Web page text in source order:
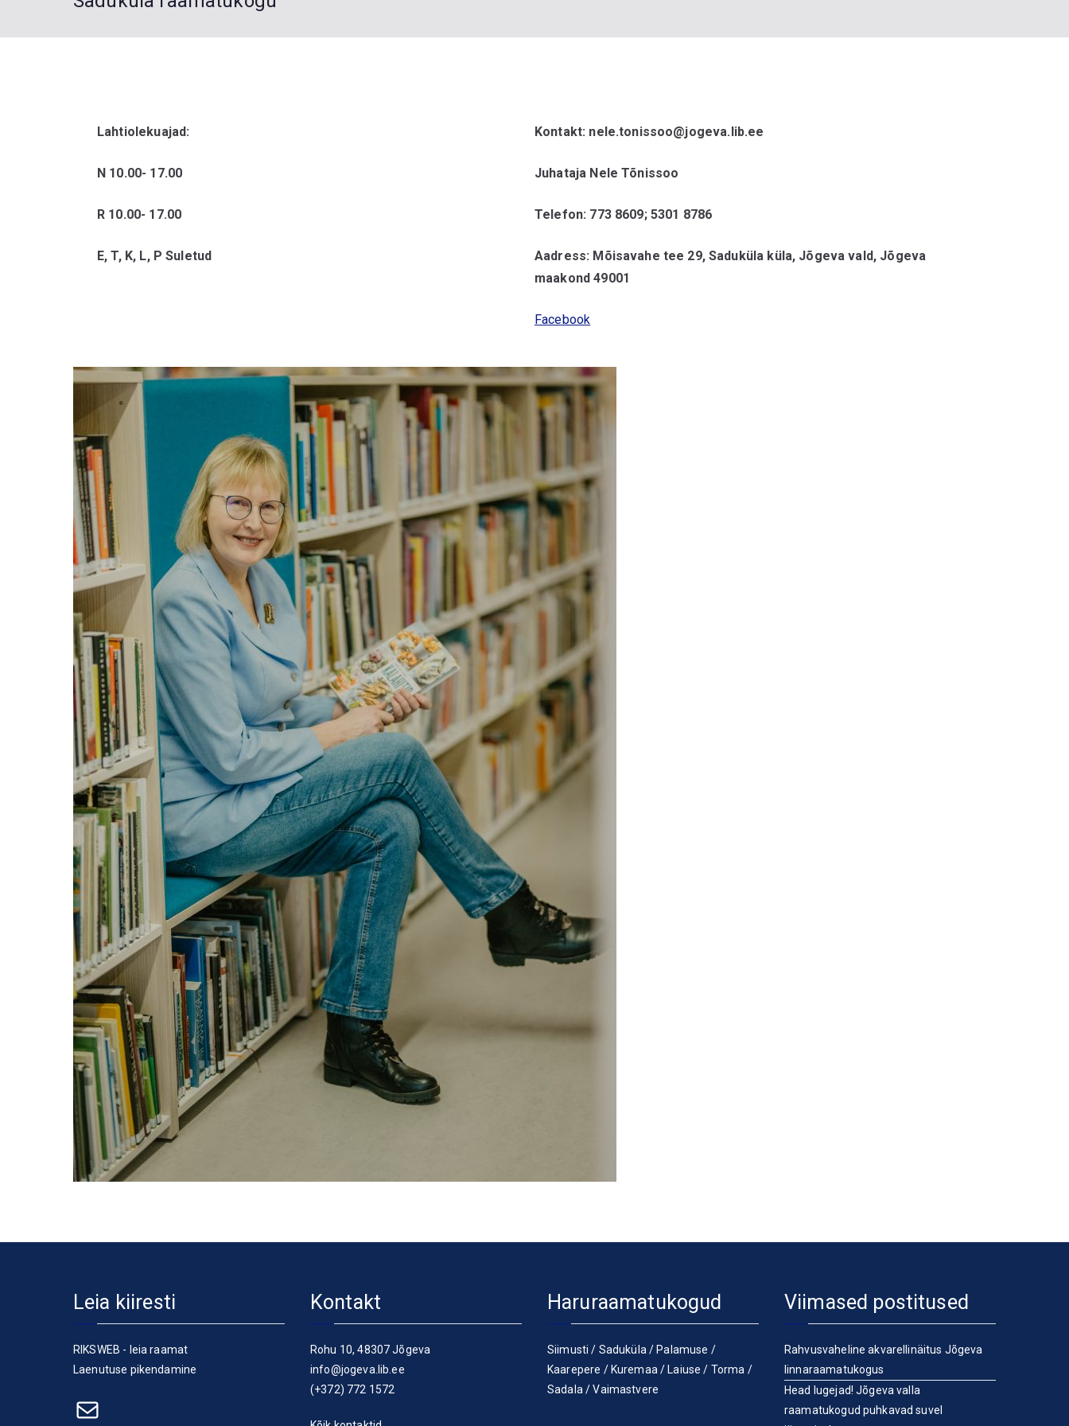
Lahtiolekuajad:
N 10.00- 17.00
R 10.00- 17.00
E, T, K, L, P Suletud
Kontakt: nele.tonissoo@jogeva.lib.ee
Juhataja Nele Tõnissoo
Telefon: 773 8609; 5301 8786
Aadress: Mõisavahe tee 29, Saduküla küla, Jõgeva vald, Jõgeva
maakond 49001
Facebook
Leia kiiresti
RIKSWEB - leia raamat
Laenutuse pikendamine
E-post
Kontakt
Rohu 10, 48307 Jõgeva
info@jogeva.lib.ee
(+372) 772 1572
Haruraamatukogud
Siimusti / Saduküla/ Palamuse /
Kaarepere / Kuremaa/ Laiuse / Torma /
Sadala/Vaimastvere
Viimased postitused
Rahvusvaheline akvarellinäitus Jõgeva
linnaraamatukogus
Head lugejad! Jõgeva valla
raamatukogud puhkavad suvel